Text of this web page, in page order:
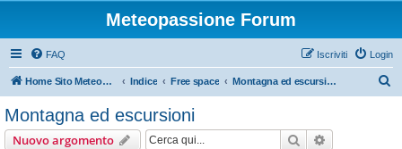
Meteopassione Forum
FAQ Login
Iscriviti
Home Sito Meteopassione Indice Free space Montagna ed escursioni
Montagna ed escursioni
Nuovo argomento Cerca